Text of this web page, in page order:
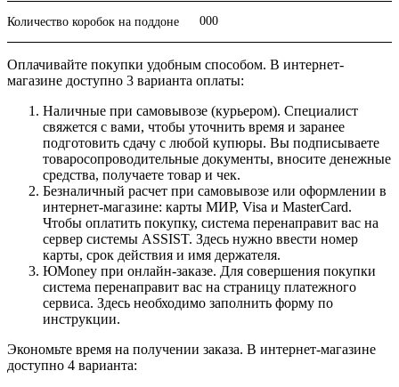
Количество коробок на поддоне 000
Оплачивайте покупки удобным способом. В интернет-
магазине доступно 3 варианта оплаты:
Наличные при самовывозе (курьером). Специалист
свяжется с вами, чтобы уточнить время и заранее
подготовить сдачу с любой купюры. Вы подписываете
товаросопроводительные документы, вносите денежные
средства, получаете товар и чек.
Безналичный расчет при самовывозе или оформлении в
интернет-магазине: карты МИР, Visa и MasterCard.
Чтобы оплатить покупку, система перенаправит вас на
сервер системы ASSIST. Здесь нужно ввести номер
карты, срок действия и имя держателя.
ЮMoney при онлайн-заказе. Для совершения покупки
система перенаправит вас на страницу платежного
сервиса. Здесь необходимо заполнить форму по
инструкции.
Экономьте время на получении заказа. В интернет-магазине
доступно 4 варианта: